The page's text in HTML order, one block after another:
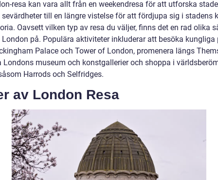
resa kan vara allt från en weekendresa för att utforska
till en längre vistelse för att fördjupa sig i stadens
Oavsett vilken typ av resa du väljer, finns det en rad olika
London på. Populära aktiviteter inkluderar att besöka kungliga
Palace och Tower of London, promenera längs
Londons museum och konstgallerier och shoppa i
Harrods och Selfridges.
av London Resa